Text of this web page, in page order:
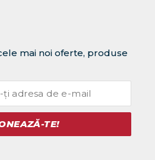
mai noi oferte, produse
TE!